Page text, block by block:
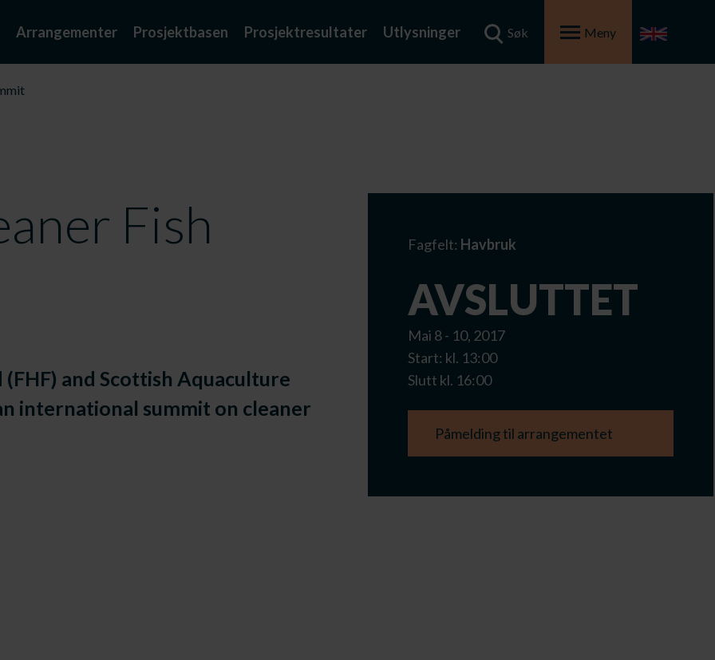
Arrangementer Prosjektbasen Prosjektresultater Utlysninger Søk Meny
Fagfelt: Havbruk
AVSLUTTET
Mai 8 - 10, 2017
Start: kl. 13:00
Slutt kl. 16:00
Påmelding til arrangementet
Fish
and Scottish Aquaculture
international summit on cleaner